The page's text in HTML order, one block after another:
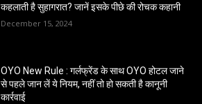
कहलाती है सुहागरात? जानें इसके पीछे की रोचक कहानी
December 15, 2024
OYO New Rule : गर्लफ्रेंड के साथ OYO होटल जाने
से पहले जान लें ये नियम, नहीं तो हो सकती है कानूनी
कार्रवाई